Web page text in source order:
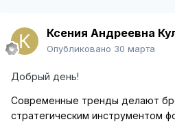
Ксения Андреевна
Опубликовано 30 марта
Добрый день!
Современные тренды делают
стратегическим инструментом